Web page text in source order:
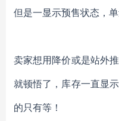
但是一显示预售状态，单
卖家想用降价或是站外
就顿悟了，库存一直显
的只有等！